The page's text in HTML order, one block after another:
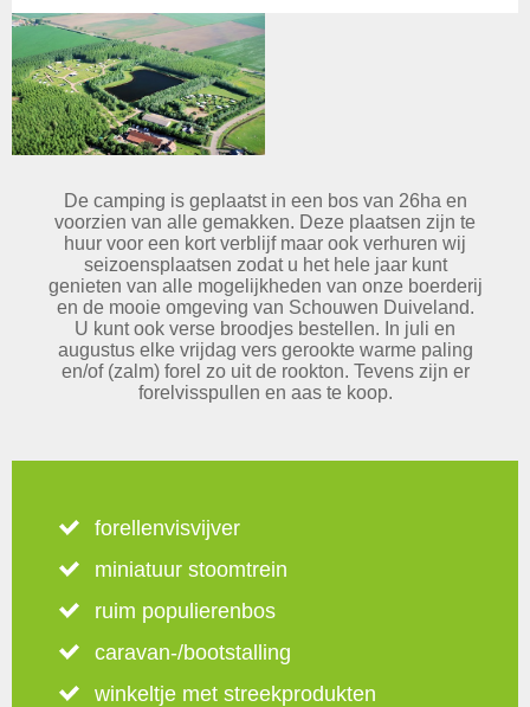
De camping is geplaatst in een bos van 26ha en
voorzien van alle gemakken. Deze plaatsen zijn te
huur voor een kort verblijf maar ook verhuren wij
seizoensplaatsen zodat u het hele jaar kunt
genieten van alle mogelijkheden van onze boerderij
en de mooie omgeving van Schouwen Duiveland.
U kunt ook verse broodjes bestellen. In juli en
augustus elke vrijdag vers gerookte warme paling
en/of (zalm) forel zo uit de rookton. Tevens zijn er
forelvisspullen en aas te koop.
forellenvisvijver
miniatuur stoomtrein
ruim populierenbos
caravan-/bootstalling
winkeltje met streekprodukten